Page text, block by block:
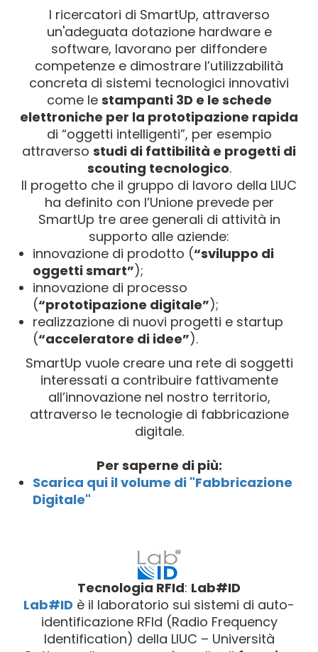
I ricercatori di SmartUp, attraverso
un'adeguata dotazione hardware e
software, lavorano per diffondere
competenze e dimostrare l’utilizzabilità
concreta di sistemi tecnologici innovativi
come le stampanti 3D e le schede
elettroniche per la prototipazione rapida
di “oggetti intelligenti”, per esempio
attraverso studi di fattibilità e progetti di
scouting tecnologico.
Il progetto che il gruppo di lavoro della LIUC
ha definito con l’Unione prevede per
SmartUp tre aree generali di attività in
supporto alle aziende:
innovazione di prodotto (“sviluppo di
oggetti smart”);
innovazione di processo
(“prototipazione digitale”);
realizzazione di nuovi progetti e startup
(“acceleratore di idee”).
SmartUp vuole creare una rete di soggetti
interessati a contribuire fattivamente
all’innovazione nel nostro territorio,
attraverso le tecnologie di fabbricazione
digitale.
Per saperne di più:
Scarica qui il volume di "Fabbricazione
Digitale"
Tecnologia RFId: Lab#ID
Lab#ID è il laboratorio sui sistemi di auto-
identificazione RFId (Radio Frequency
Identification) della LIUC – Università